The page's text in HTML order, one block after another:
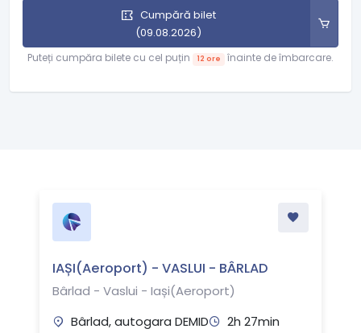
Cumpără bilet
(09.08.2026)
Puteți cumpăra bilete cu cel puțin 12 ore înainte de îmbarcare.
IAȘI(Aeroport) - VASLUI - BÂRLAD
Bârlad - Vaslui - Iași(Aeroport)
Bârlad, autogara DEMID
2h 27min